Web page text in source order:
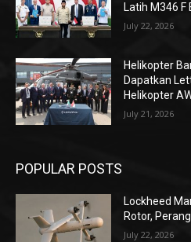
Latih M346 F
July 22, 2026
Helikopter
Dapatkan
Helikopter
July 21, 2026
POPULAR POSTS
Lockheed
Rotor,
July 22, 2026